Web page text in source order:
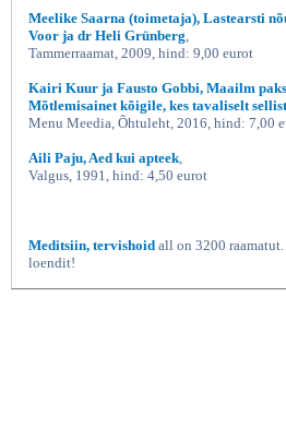
Meelike Saarna (toimetaja), Lastearsti
Voor ja dr Heli Grünberg
Tammerraamat, 2009, hind: 9,00 eurot
Kairi Kuur ja Fausto Gobbi, Maailm
Mõtlemisainet kõigile, kes tavaliselt
Menu Meedia, Õhtuleht, 2016, hind: 7,00
Aili Paju, Aed kui apteek
Valgus, 1991, hind: 4,50 eurot
Meditsiin, tervishoid all on 3200
loendit!